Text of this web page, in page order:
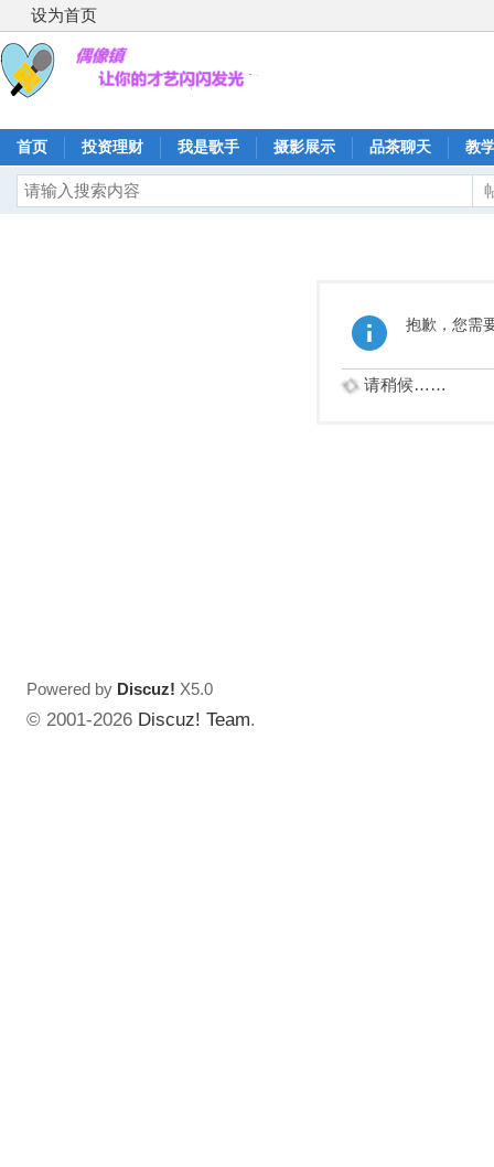
设为首页
首页 投资理财 我是歌手 摄影展示 品茶聊天 教
抱歉，您需
请稍候……
Powered by Discuz! X5.0
© 2001-2026 Discuz! Team.